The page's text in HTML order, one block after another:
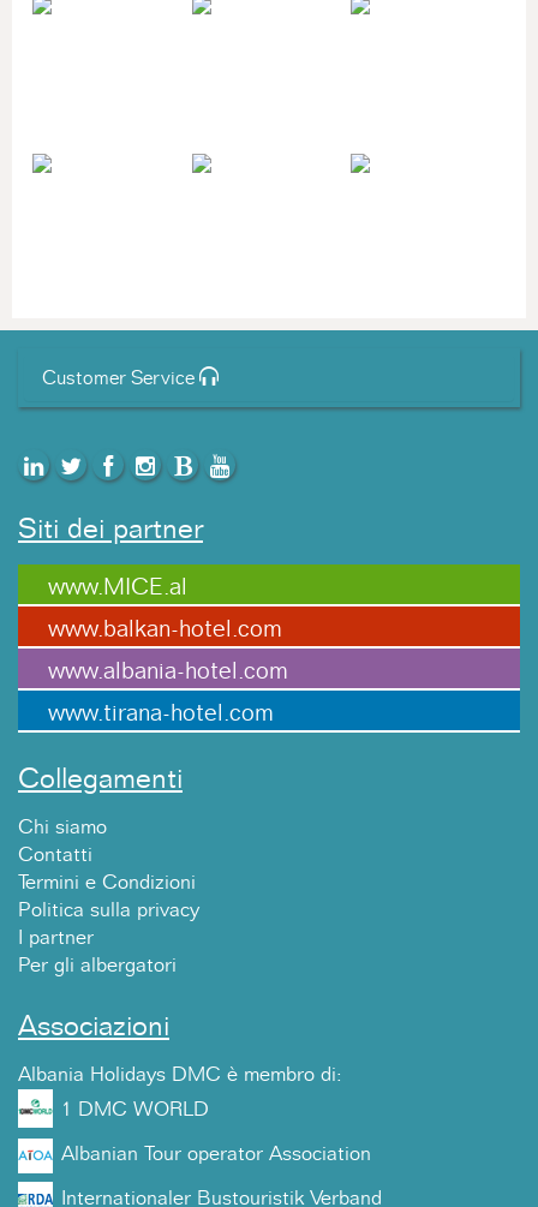
Customer Service
Siti dei partner
www.MICE.al
www.balkan-hotel.com
www.albania-hotel.com
www.tirana-hotel.com
Collegamenti
Chi siamo
Contatti
Termini e Condizioni
Politica sulla privacy
I partner
Per gli albergatori
Associazioni
Albania Holidays DMC è membro di:
1 DMC WORLD
Albanian Tour operator Association
Internationaler Bustouristik Verband